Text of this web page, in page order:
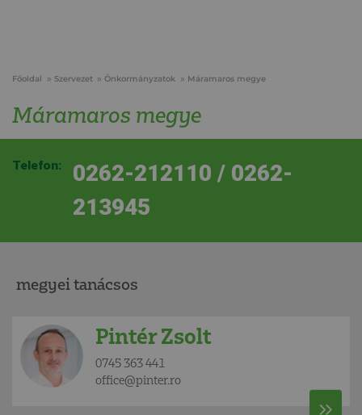
Főoldal Szervezet Önkormányzatok Máramaros megye
Máramaros megye
Telefon:
0262-212110 / 0262-
213945
megyei tanácsos
Pintér Zsolt
0745 363 441
office@pinter.ro